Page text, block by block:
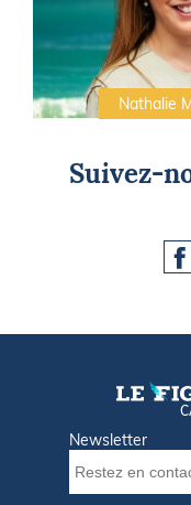
Nathalie
Suivez-
Newsletter